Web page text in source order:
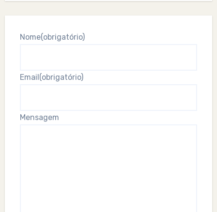
Nome(obrigatório)
Email(obrigatório)
Mensagem